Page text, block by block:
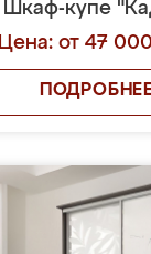
Шкаф-купе
Цена: от 47